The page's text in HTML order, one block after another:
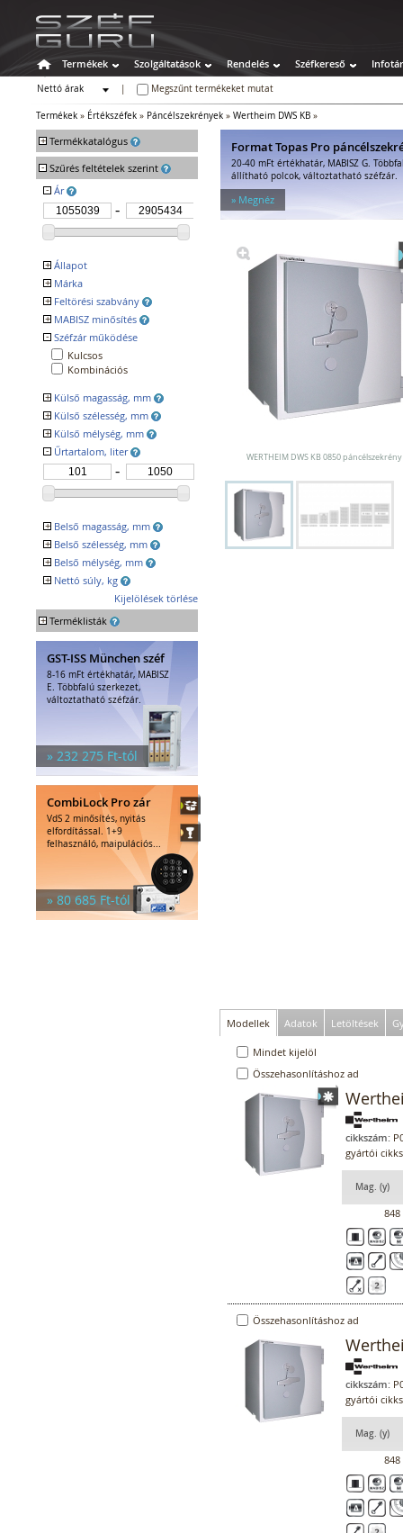
Termékek Szolgáltatások Rendelés Széfkereső Infotár
Nettó árak
Megszűnt termékeket mutat
Termékek » Értékszéfek » Páncélszekrények » Wertheim DWS KB »
+ Termékkatalógus
Széfek
Értékszéfek
Faliszéfek
Padlószéfek
Lemezszekrények
Bútorszéfek
Páncélszekrények
Bedobós értékszéfek
Szuperkasszák
Tűzálló széfek
Speciális széfek
Fegyverszekrények
Egyéb tárolók
Kiegészítők széfhez
Széfzárak
Trezorok
- Szűrés feltételek szerint
- Ár
+ Állapot
Új
+ Márka
WERTHEIM
+ Feltörési szabvány
EN 1143-1 V
ECB.S V
VSÖ EN 5
+ MABISZ minősítés
Igen
- Széfzár működése
Kulcsos
Kombinációs
+ Külső magasság, mm
+ Külső szélesség, mm
+ Külső mélység, mm
- Űrtartalom, liter
+ Belső magasság, mm
+ Belső szélesség, mm
+ Belső mélység, mm
+ Nettó súly, kg
Kijelölések törlése
+ Terméklisták
GST-ISS München széf
8-16 mFt értékhatár, MABISZ
E. Többfalú szerkezet,
változtatható széfzár.
» 232 275 Ft-tól
CombiLock Pro zár
VdS 2 minősítés, nyitás
elfordítással. 1+9
felhasználó, maipulációs...
» 80 685 Ft-tól
Format Topas Pro
20-40 mFt értékhatár, MABISZ G.
állítható polcok, változtatható széfzár.
» Megnéz
WERTHEIM DWS KB 0850 páncélszekrény
Modellek Adatok Letöltések
Mindet kijelöl
Összehasonlításhoz ad
cikkszám:
gyártói
Mag. (y)
848
Összehasonlításhoz ad
cikkszám:
gyártói
Mag. (y)
848